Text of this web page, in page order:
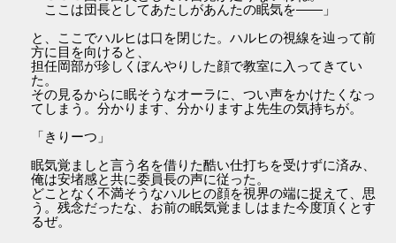
ここは団長としてあたしがあんたの眠気を――」
と、ここでハルヒは口を閉じた。ハルヒの視線を辿って前
方に目を向けると、
担任岡部が珍しくぼんやりした顔で教室に入ってきてい
た。
その見るからに眠そうなオーラに、つい声をかけたくなっ
てしまう。分かります、分かりますよ先生の気持ちが。
「きりーつ」
眠気覚ましと言う名を借りた酷い仕打ちを受けずに済み、
俺は安堵感と共に委員長の声に従った。
どことなく不満そうなハルヒの顔を視界の端に捉えて、思
う。残念だったな、お前の眠気覚ましはまた今度頂くとす
るぜ。